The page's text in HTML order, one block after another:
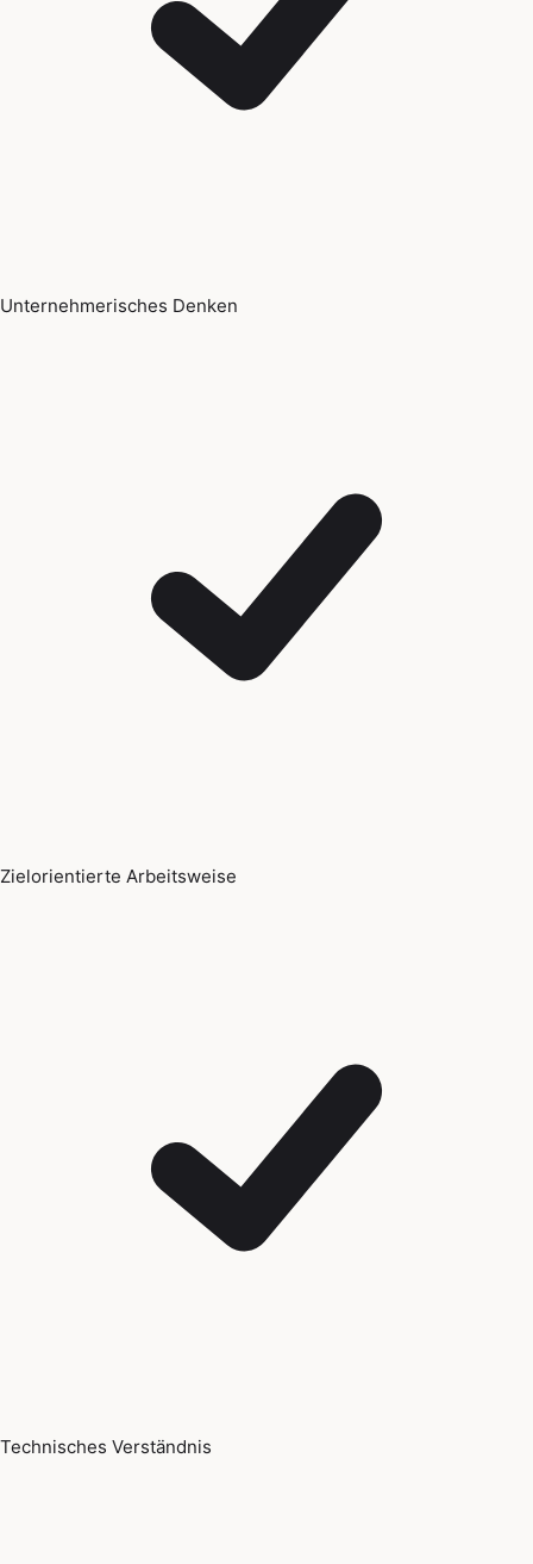
Unternehmerisches Denken
Zielorientierte Arbeitsweise
Technisches Verständnis